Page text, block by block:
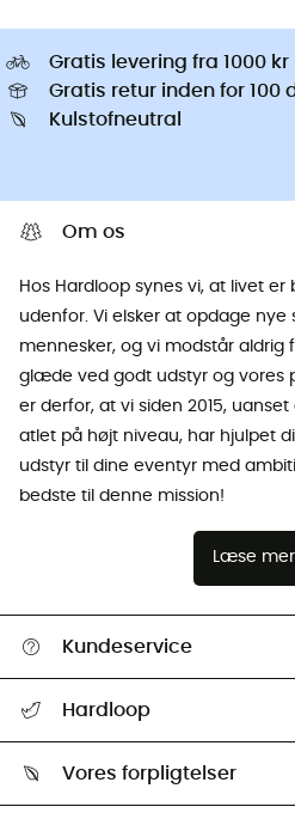
Gratis levering fra 1000 kr
Gratis retur inden for 100
Kulstofneutral
Om os
Hos Hardloop synes vi, at livet
udenfor. Vi elsker at opdage nye
mennesker, og vi modstår aldrig
glæde ved godt udstyr og vores
er derfor, at vi siden 2015,
atlet på højt niveau, har hjulpet
udstyr til dine eventyr med
bedste til denne mission!
Læse
Kundeservice
Returnering & Tilbagebetaling
Hardloop
Vores forpligtelser